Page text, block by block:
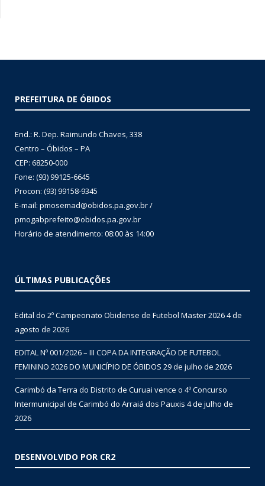
PREFEITURA DE ÓBIDOS
End.: R. Dep. Raimundo Chaves, 338
Centro – Óbidos – PA
CEP: 68250-000
Fone: (93) 99125-6645
Procon: (93) 99158-9345
E-mail: pmosemad@obidos.pa.gov.br /
pmogabprefeito@obidos.pa.gov.br
Horário de atendimento: 08:00 às 14:00
ÚLTIMAS PUBLICAÇÕES
Edital do 2º Campeonato Obidense de Futebol Master 20264 de
agosto de 2026
EDITAL Nº 001/2026 – III COPA DA INTEGRAÇÃO DE FUTEBOL
FEMININO 2026 DO MUNICÍPIO DE ÓBIDOS 29 de julho de 2026
Carimbó da Terra do Distrito de Curuai vence o 4º Concurso
Intermunicipal de Carimbó do Arraiá dos Pauxis 4 de julho de
2026
DESENVOLVIDO POR CR2